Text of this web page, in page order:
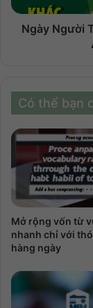
Ngày Người
Có thể bạn
Mở rộng vốn từ
nhanh chỉ với
hàng ngày